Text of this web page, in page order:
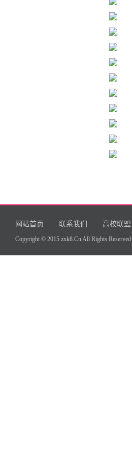
网站首页 联系我们 高校联盟
Copyright © 2015 zxk8.Cn All Rights Reserved |